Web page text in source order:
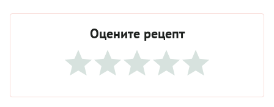
Оцените рецепт